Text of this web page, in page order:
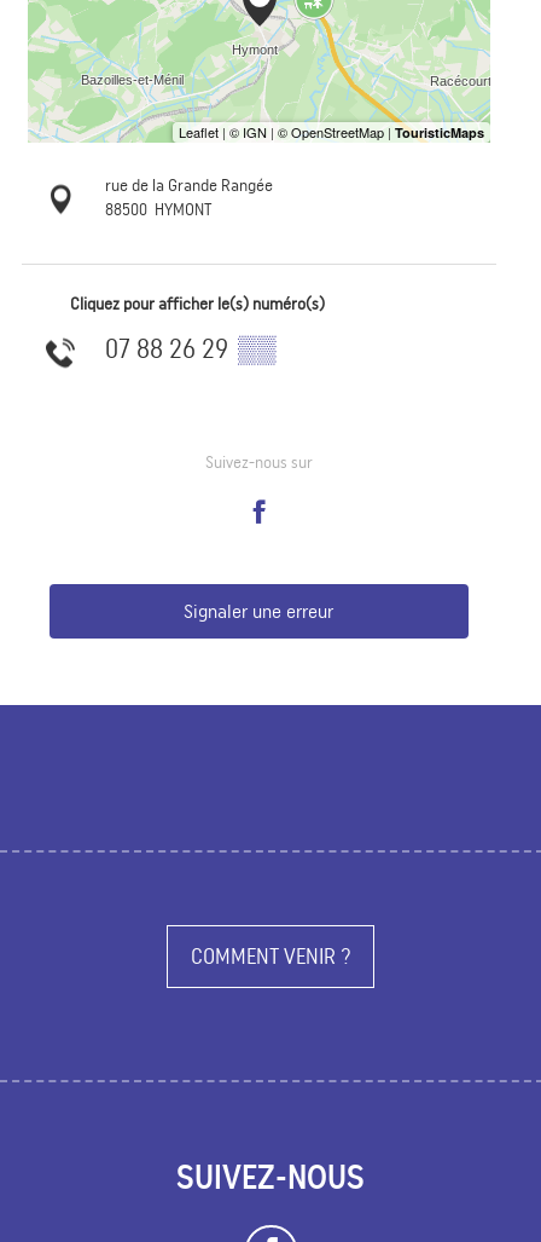
rue de la Grande Rangée
88500 HYMONT
Cliquez pour afficher le(s) numéro(s)
07 88 26 29 ▒▒
Suivez-nous sur
Signaler une erreur
COMMENT VENIR ?
SUIVEZ-NOUS